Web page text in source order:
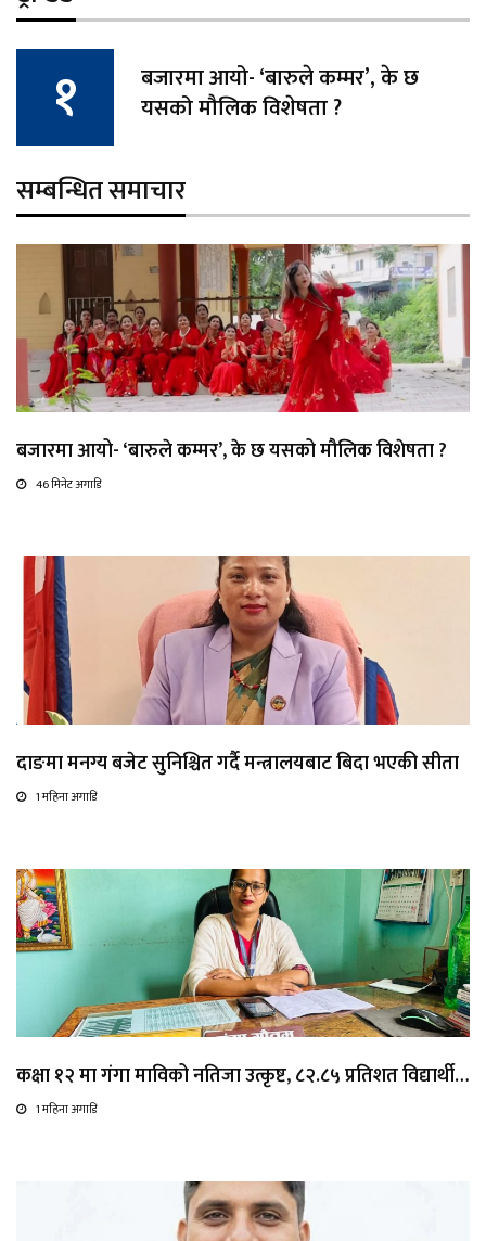
बजारमा आयो- ‘बारुले कम्मर’, के छ
यसको मौलिक विशेषता ?
सम्बन्धित समाचार
बजारमा आयो- ‘बारुले कम्मर’, के छ यसको मौलिक विशेषता ?
46 मिनेट अगाडि
दाङमा मनग्य बजेट सुनिश्चित गर्दै मन्त्रालयबाट बिदा भएकी सीता
1 महिना अगाडि
कक्षा १२ मा गंगा माविको नतिजा उत्कृष्ट, ८२.८५ प्रतिशत विद्यार्थी…
1 महिना अगाडि